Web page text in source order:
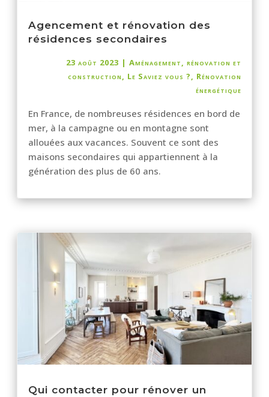
Agencement et rénovation des
résidences secondaires
23 août 2023 | Aménagement, rénovation et
construction, Le Saviez vous ?, Rénovation
énergétique
En France, de nombreuses résidences en bord de
mer, à la campagne ou en montagne sont
allouées aux vacances. Souvent ce sont des
maisons secondaires qui appartiennent à la
génération des plus de 60 ans.
Qui contacter pour rénover un